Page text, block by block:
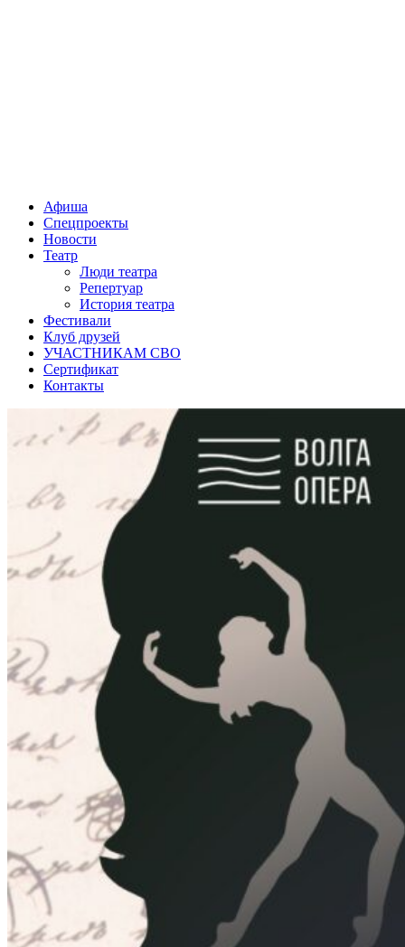
Афиша
Спецпроекты
Новости
Театр
Люди театра
Репертуар
История театра
Фестивали
Клуб друзей
УЧАСТНИКАМ СВО
Сертификат
Контакты